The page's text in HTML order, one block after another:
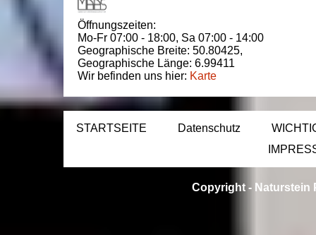
Öffnungszeiten:
Mo-Fr 07:00 - 18:00, Sa 07:00 - 14:00
Geographische Breite: 50.80425,
Geographische Länge: 6.99411
Wir befinden uns hier: Karte
STARTSEITE Datenschutz
Copyright - Naturstein